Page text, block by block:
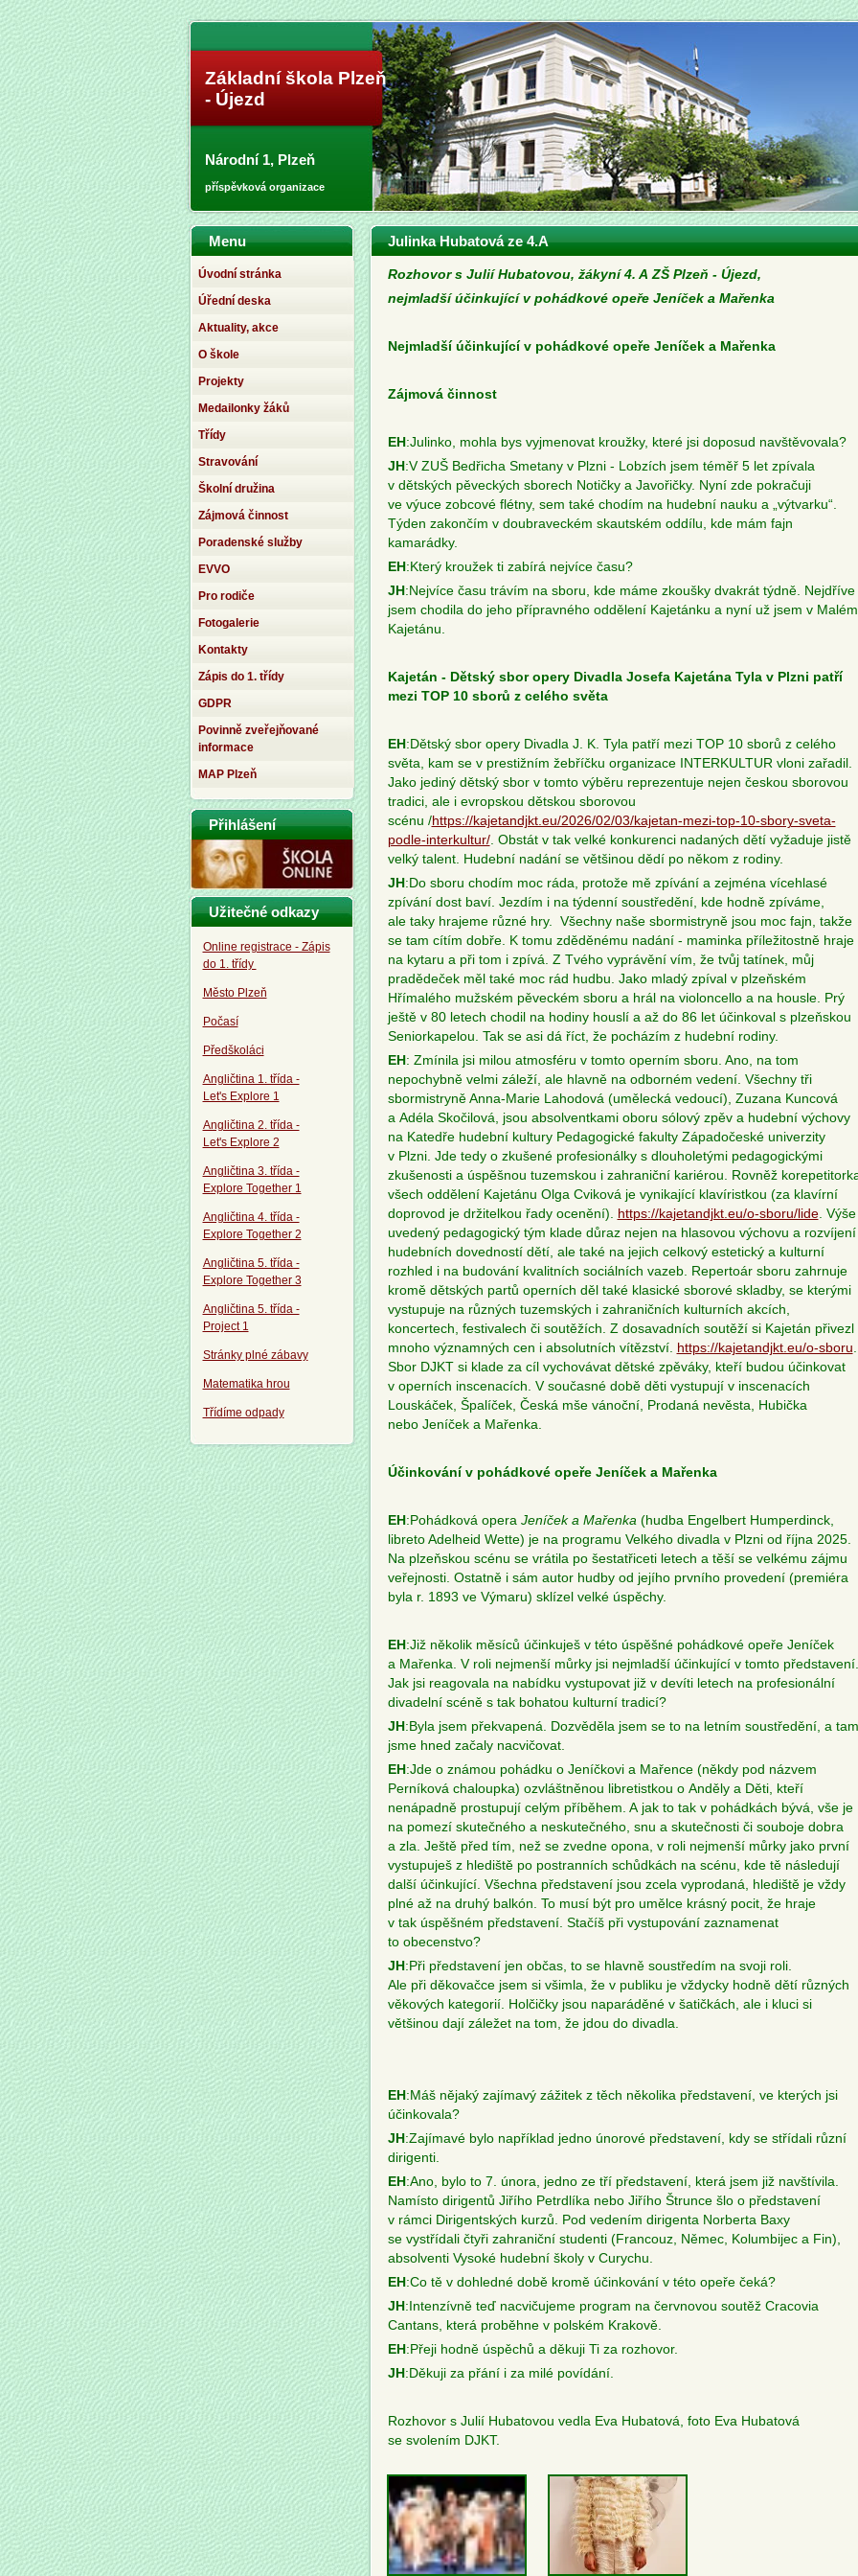
Základní škola Plzeň
- Újezd
Národní 1, Plzeň
příspěvková organizace
Julinka Hubatová ze 4.A
Rozhovor s Julií Hubatovou, žákyní 4. A ZŠ Plzeň - Újezd,
nejmladší účinkující v pohádkové opeře Jeníček a Mařenka
Nejmladší účinkující v pohádkové opeře Jeníček a Mařenka
Zájmová činnost
EH :Julinko, mohla bys vyjmenovat kroužky, které jsi doposud navštěvovala?
JH :V ZUŠ Bedřicha Smetany v Plzni - Lobzích jsem téměř 5 let zpívala
v dětských pěveckých sborech Notičky a Javořičky. Nyní zde pokračuji
ve výuce zobcové flétny, sem také chodím na hudební nauku a „výtvarku“.
Týden zakončím v doubraveckém skautském oddílu, kde mám fajn
kamarádky.
EH :Který kroužek ti zabírá nejvíce času?
JH :Nejvíce času trávím na sboru, kde máme zkoušky dvakrát týdně. Nejdříve
jsem chodila do jeho přípravného oddělení Kajetánku a nyní už jsem v Malém
Kajetánu.
Kajetán - Dětský sbor opery Divadla Josefa Kajetána Tyla v Plzni patří
mezi TOP 10 sborů z celého světa
EH :Dětský sbor opery Divadla J. K. Tyla patří mezi TOP 10 sborů z celého
světa, kam se v prestižním žebříčku organizace INTERKULTUR vloni zařadil.
Jako jediný dětský sbor v tomto výběru reprezentuje nejen českou sborovou
tradici, ale i evropskou dětskou sborovou
scénu /https://kajetandjkt.eu/2026/02/03/kajetan-mezi-top-10-sbory-sveta-
podle-interkultur/. Obstát v tak velké konkurenci nadaných dětí vyžaduje jistě
velký talent. Hudební nadání se většinou dědí po někom z rodiny.
JH :Do sboru chodím moc ráda, protože mě zpívání a zejména vícehlasé
zpívání dost baví. Jezdím i na týdenní soustředění, kde hodně zpíváme,
ale taky hrajeme různé hry. Všechny naše sbormistryně jsou moc fajn, takže
se tam cítím dobře. K tomu zděděnému nadání - maminka příležitostně hraje
na kytaru a při tom i zpívá. Z Tvého vyprávění vím, že tvůj tatínek, můj
pradědeček měl také moc rád hudbu. Jako mladý zpíval v plzeňském
Hřímalého mužském pěveckém sboru a hrál na violoncello a na housle. Prý
ještě v 80 letech chodil na hodiny houslí a až do 86 let účinkoval s plzeňskou
Seniorkapelou. Tak se asi dá říct, že pocházím z hudební rodiny.
EH : Zmínila jsi milou atmosféru v tomto operním sboru. Ano, na tom
nepochybně velmi záleží, ale hlavně na odborném vedení. Všechny tři
sbormistryně Anna-Marie Lahodová (umělecká vedoucí), Zuzana Kuncová
a Adéla Skočilová, jsou absolventkami oboru sólový zpěv a hudební výchovy
na Katedře hudební kultury Pedagogické fakulty Západočeské univerzity
v Plzni. Jde tedy o zkušené profesionálky s dlouholetými pedagogickými
zkušenosti a úspěšnou tuzemskou i zahraniční kariérou. Rovněž
všech oddělení Kajetánu Olga Cviková je vynikající klavíristkou (za klavírní
doprovod je držitelkou řady ocenění). https://kajetandjkt.eu/o-sboru/lide. Výše
uvedený pedagogický tým klade důraz nejen na hlasovou výchovu a rozvíjení
hudebních dovedností dětí, ale také na jejich celkový estetický a kulturní
rozhled i na budování kvalitních sociálních vazeb. Repertoár sboru zahrnuje
kromě dětských partů operních děl také klasické sborové skladby, se kterými
vystupuje na různých tuzemských i zahraničních kulturních akcích,
koncertech, festivalech či soutěžích. Z dosavadních soutěží si Kajetán přivezl
mnoho významných cen i absolutních vítězství. https://kajetandjkt.eu/o-sboru.
Sbor DJKT si klade za cíl vychovávat dětské zpěváky, kteří budou účinkovat
v operních inscenacích. V současné době děti vystupují v inscenacích
Louskáček, Špalíček, Česká mše vánoční, Prodaná nevěsta, Hubička
nebo Jeníček a Mařenka.
Účinkování v pohádkové opeře Jeníček a Mařenka
EH :Pohádková opera Jeníček a Mařenka(hudba Engelbert Humperdinck,
libreto Adelheid Wette) je na programu Velkého divadla v Plzni od října 2025.
Na plzeňskou scénu se vrátila po šestatřiceti letech a těší se velkému zájmu
veřejnosti. Ostatně i sám autor hudby od jejího prvního provedení (premiéra
byla r. 1893 ve Výmaru) sklízel velké úspěchy.
EH :Již několik měsíců účinkuješ v této úspěšné pohádkové opeře Jeníček
a Mařenka. V roli nejmenší můrky jsi nejmladší účinkující v tomto představení.
Jak jsi reagovala na nabídku vystupovat již v devíti letech na profesionální
divadelní scéně s tak bohatou kulturní tradicí?
JH :Byla jsem překvapená. Dozvěděla jsem se to na letním soustředění, a tam
jsme hned začaly nacvičovat.
EH :Jde o známou pohádku o Jeníčkovi a Mařence (někdy pod názvem
Perníková chaloupka) ozvláštněnou libretistkou o Anděly a Děti, kteří
nenápadně prostupují celým příběhem. A jak to tak v pohádkách bývá, vše je
na pomezí skutečného a neskutečného, snu a skutečnosti či souboje dobra
a zla. Ještě před tím, než se zvedne opona, v roli nejmenší můrky jako první
vystupuješ z hlediště po postranních schůdkách na scénu, kde tě následují
další účinkující. Všechna představení jsou zcela vyprodaná, hlediště je vždy
plné až na druhý balkón. To musí být pro umělce krásný pocit, že hraje
v tak úspěšném představení. Stačíš při vystupování zaznamenat
to obecenstvo?
JH :Při představení jen občas, to se hlavně soustředím na svoji roli.
Ale při děkovačce jsem si všimla, že v publiku je vždycky hodně dětí různých
věkových kategorií. Holčičky jsou naparáděné v šatičkách, ale i kluci si
většinou dají záležet na tom, že jdou do divadla.
EH :Máš nějaký zajímavý zážitek z těch několika představení, ve kterých jsi
účinkovala?
JH :Zajímavé bylo například jedno únorové představení, kdy se střídali různí
dirigenti.
EH :Ano, bylo to 7. února, jedno ze tří představení, která jsem již navštívila.
Namísto dirigentů Jiřího Petrdlíka nebo Jiřího Štrunce šlo o představení
v rámci Dirigentských kurzů. Pod vedením dirigenta Norberta Baxy
se vystřídali čtyři zahraniční studenti (Francouz, Němec, Kolumbijec a Fin),
absolventi Vysoké hudební školy v Curychu.
EH :Co tě v dohledné době kromě účinkování v této opeře čeká?
JH :Intenzívně teď nacvičujeme program na červnovou soutěž Cracovia
Cantans, která proběhne v polském Krakově.
EH :Přeji hodně úspěchů a děkuji Ti za rozhovor.
JH :Děkuji za přání i za milé povídání.
Rozhovor s Julií Hubatovou vedla Eva Hubatová, foto Eva Hubatová
se svolením DJKT.
Menu
Úvodní stránka
Úřední deska
Aktuality, akce
O škole
Projekty
Medailonky žáků
Třídy
Stravování
Školní družina
Zájmová činnost
Poradenské služby
EVVO
Pro rodiče
Fotogalerie
Kontakty
Zápis do 1. třídy
GDPR
Povinně zveřejňované
informace
MAP Plzeň
Přihlášení
Užitečné odkazy
Online registrace - Zápis
do 1. třídy
Město Plzeň
Počasí
Předškoláci
Angličtina 1. třída -
Let's Explore 1
Angličtina 2. třída -
Let's Explore 2
Angličtina 3. třída -
Explore Together 1
Angličtina 4. třída -
Explore Together 2
Angličtina 5. třída -
Explore Together 3
Angličtina 5. třída -
Project 1
Stránky plné zábavy
Matematika hrou
Třídíme odpady